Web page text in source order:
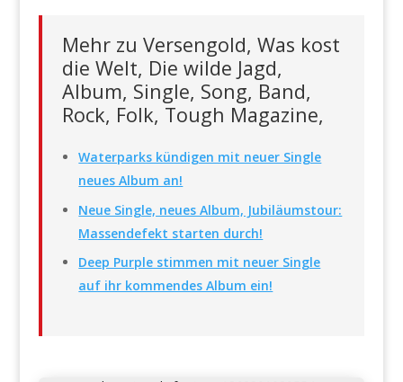
Mehr zu Versengold, Was kost
die Welt, Die wilde Jagd,
Album, Single, Song, Band,
Rock, Folk, Tough Magazine,
Waterparks kündigen mit neuer Single
neues Album an!
Neue Single, neues Album, Jubiläumstour:
Massendefekt starten durch!
Deep Purple stimmen mit neuer Single
auf ihr kommendes Album ein!